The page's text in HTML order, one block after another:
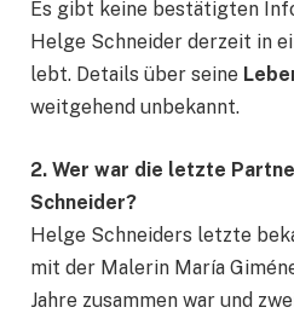
Es gibt keine bestätigten
Helge Schneider derzeit in
lebt. Details über seine
weitgehend unbekannt.
2. Wer war die letzte
Schneider?
Helge Schneiders letzte
mit der Malerin María
Jahre zusammen war und